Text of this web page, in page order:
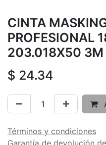
CINTA
PROFESIONAL
203.018X50 3M
$ 24.34
Términos y condiciones
Garantía de devolución